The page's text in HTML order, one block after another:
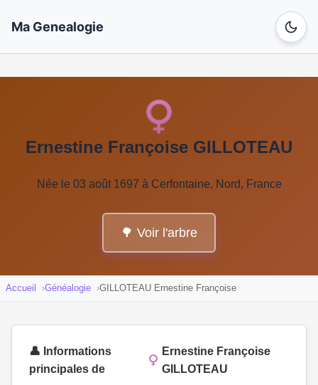
Ma Genealogie
Ernestine Françoise GILLOTEAU
Née le 03 août 1697 à Cerfontaine, Nord, France
🌳 Voir l'arbre
Accueil Généalogie GILLOTEAU Ernestine Françoise
👤 Informations
principales de
Ernestine Françoise
GILLOTEAU